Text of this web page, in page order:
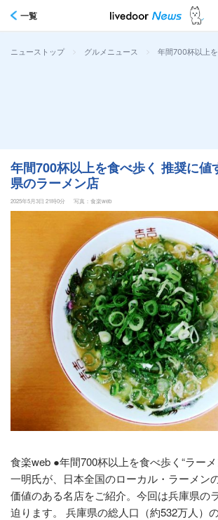
一覧
ニューストップ > グルメニュース > 年間700杯以上
年間700杯以上を食べ歩く 推奨に値
県のラーメン店
2025年5月3日 21時0分 写真：食楽web
食楽web ●年間700杯以上を食べ歩く“ラー
一明氏が、日本全国のローカル・ラーメン
価値のある名店をご紹介。今回は兵庫県の
迫ります。 兵庫県の総人口（約532万人）